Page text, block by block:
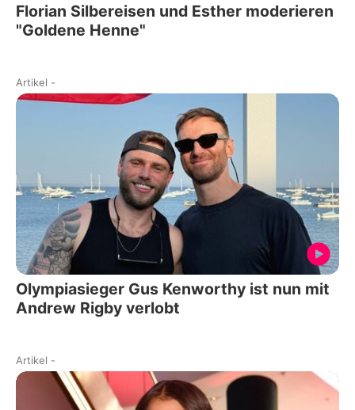
Florian Silbereisen und Esther moderieren
"Goldene Henne"
Artikel -
Olympiasieger Gus Kenworthy ist nun mit
Andrew Rigby verlobt
Artikel -